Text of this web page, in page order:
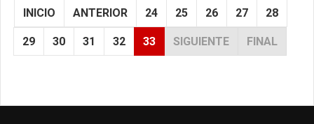
INICIO ANTERIOR 24 25 26 27 28
29 30 31 32 33 SIGUIENTE FINAL